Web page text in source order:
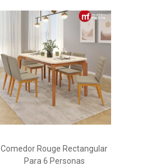
Comedor Rouge Rectangular
Para 6 Personas